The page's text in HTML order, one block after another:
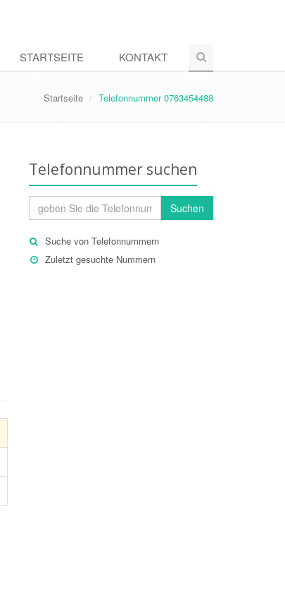
STARTSEITE KONTAKT
Startseite Telefonnummer 0763454488
Telefonnummer suchen
Suchen
Suche von Telefonnummern
Zuletzt gesuchte Nummern